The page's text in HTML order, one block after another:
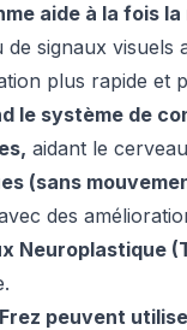
aide à la fois
signaux
plus rapide et
le système de
aidant le
(sans
des
Neuroplastique
peuvent